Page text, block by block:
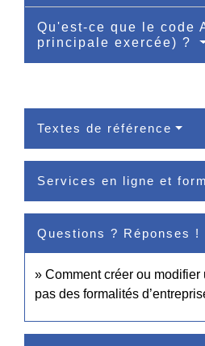
Qu'est-ce que le code
principale exercée) ?
Textes de référence
Services en ligne et
Questions ? Réponses !
Comment créer ou
pas des formalités